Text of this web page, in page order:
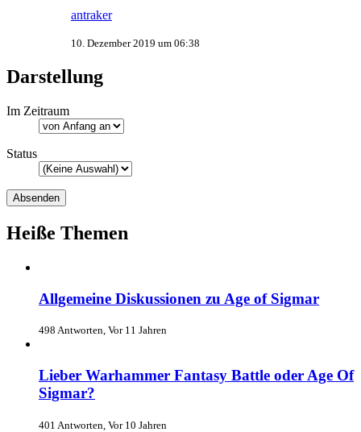
antraker
10. Dezember 2019 um 06:38
Darstellung
Im Zeitraum
Status
Heiße Themen
Allgemeine Diskussionen zu Age of Sigmar
498 Antworten, Vor 11 Jahren
Lieber Warhammer Fantasy Battle oder Age Of
Sigmar?
401 Antworten, Vor 10 Jahren